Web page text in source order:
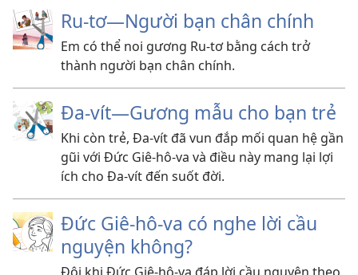
Ru-tơ​—Người bạn chân chính
Em có thể noi gương Ru-tơ bằng cách trở
thành người bạn chân chính.
Đa-vít​—Gương mẫu cho bạn trẻ
Khi còn trẻ, Đa-vít đã vun đắp mối quan hệ gần
gũi với Đức Giê-hô-va và điều này mang lại lợi
ích cho Đa-vít đến suốt đời.
Đức Giê-hô-va có nghe lời cầu
nguyện không?